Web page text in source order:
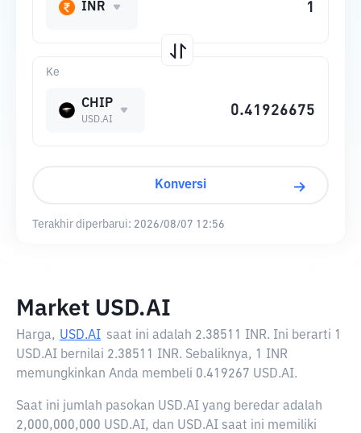
Ke
CHIP
USD.AI
INR
Konversi
Terakhir diperbarui: 2026/08/07 12:56
Market USD.AI
Harga, USD.AI saat ini adalah 2.38511 INR. Ini berarti 1
USD.AI bernilai 2.38511 INR. Sebaliknya, 1 INR
memungkinkan Anda membeli 0.419267 USD.AI.
Saat ini jumlah pasokan USD.AI yang beredar adalah
2,000,000,000 USD.AI, dan USD.AI saat ini memiliki